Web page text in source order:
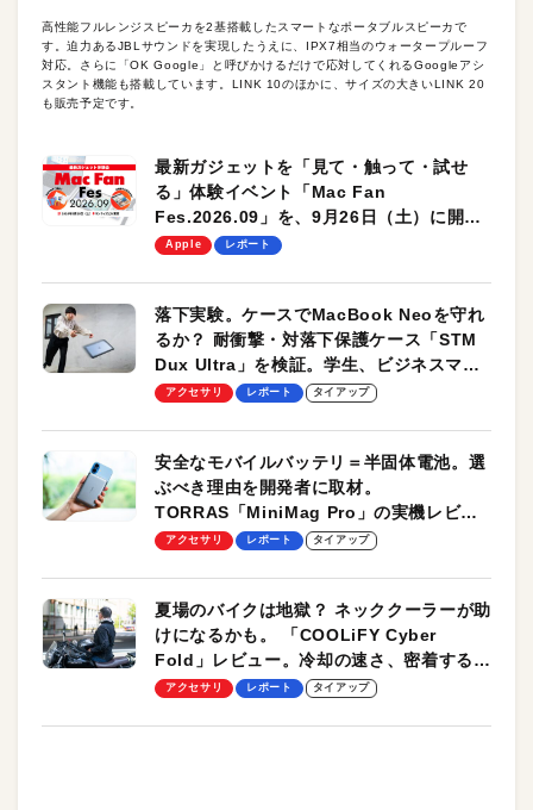
高性能フルレンジスピーカを2基搭載したスマートなポータブルスピーカで
す。迫力あるJBLサウンドを実現したうえに、IPX7相当のウォータープルーフ
対応。さらに「OK Google」と呼びかけるだけで応対してくれるGoogleアシ
スタント機能も搭載しています。LINK 10のほかに、サイズの大きいLINK 20
も販売予定です。
最新ガジェットを「見て・触って・試せ
る」体験イベント「Mac Fan
Fes.2026.09」を、9月26日（土）に開催
します！
Apple レポート
落下実験。ケースでMacBook Neoを守れ
るか？ 耐衝撃・対落下保護ケース「STM
Dux Ultra」を検証。学生、ビジネスマン
のモバイルユースに最適！
アクセサリ レポート タイアップ
安全なモバイルバッテリ＝半固体電池。選
ぶべき理由を開発者に取材。
TORRAS「MiniMag Pro」の実機レビュ
ーも
アクセサリ レポート タイアップ
夏場のバイクは地獄？ ネッククーラーが助
けになるかも。 「COOLiFY Cyber
Fold」レビュー。冷却の速さ、密着する冷
却プレート、シンプルな操作性がグッド！
アクセサリ レポート タイアップ